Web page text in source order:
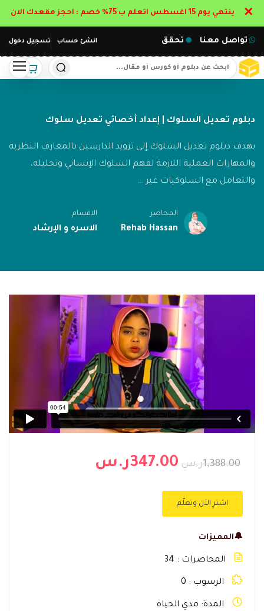
انشئ حساب تسجيل دخول تواصل معنا تحقق
دبلوم تعديل السلوك | إعداد أخصائي تعديل سلوك
يهدف دبلوم تعديل السلوك إلى تزويد الدارسين بالمعارف النظرية
والمهارات العملية اللازمة لفهم السلوك الإنساني وتحليله،
والتعامل مع السلوكيات غير …
المحاضر
Rehab Hassan
الاقسام
الاسره و الإرشاد
1,388.00ر.س 347.00ر.س
اشترِ الآن وتعلّم
🔔المميزات
المحاضرات 34
الرسوب 0
المدة مدي الحياه
ينتهي يوم 15 اغسطس اتعلم ب 75% خصم : احجز مقعدك الان ✕